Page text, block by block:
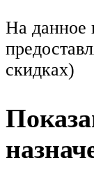
На данное
скидках)